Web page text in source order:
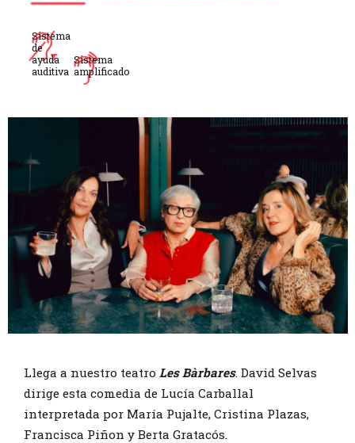
Sistema
de
ayuda
auditiva
Sistema
amplificado
Llega a nuestro teatro Les Bàrbares. David Selvas
dirige esta comedia de Lucía Carballal
interpretada por María Pujalte, Cristina Plazas,
Francisca Piñon y Berta Gratacós.